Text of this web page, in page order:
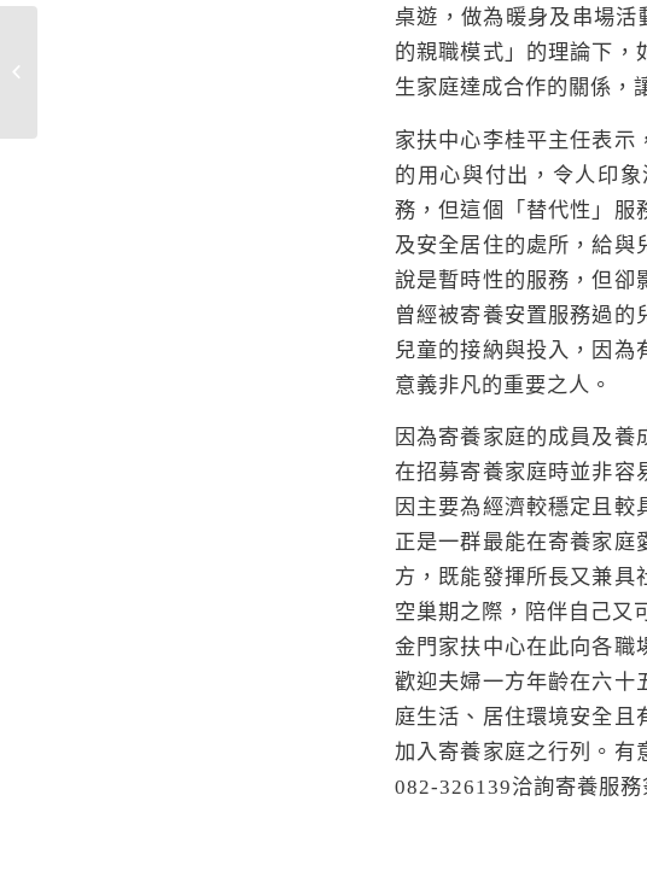
桌遊，做為暖身及串場活
的親職模式」的理論下，
生家庭達成合作的關係，
家扶中心李桂平主任表示
的用心與付出，令人印
務，但這個「替代性」服
及安全居住的處所，給與
說是暫時性的服務，但卻
曾經被寄養安置服務過的
兒童的接納與投入，因為
意義非凡的重要之人。
因為寄養家庭的成員及
在招募寄養家庭時並非容
因主要為經濟較穩定且較
正是一群最能在寄養家庭
方，既能發揮所長又兼具
空巢期之際，陪伴自己又
金門家扶中心在此向各職
歡迎夫婦一方年齡在六十
庭生活、居住環境安全且
加入寄養家庭之行列。有
082-326139洽詢寄養服務